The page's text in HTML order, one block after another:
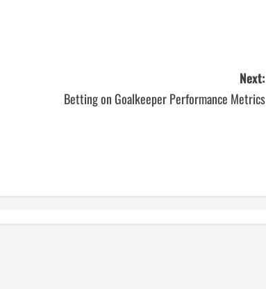
Next:
Betting on Goalkeeper Performance Metrics